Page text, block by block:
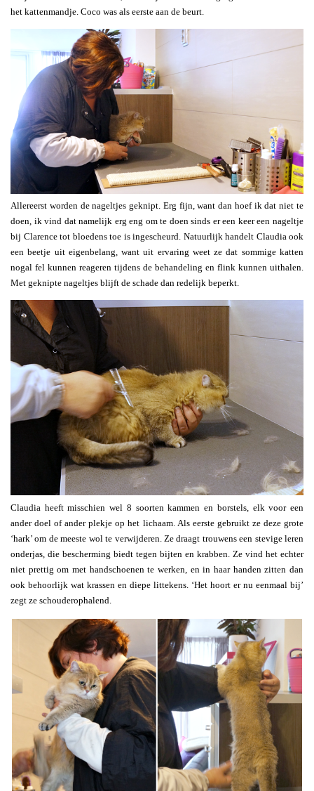
het kattenmandje. Coco was als eerste aan de beurt.
Allereerst worden de nageltjes geknipt. Erg fijn, want dan hoef ik dat niet te
doen, ik vind dat namelijk erg eng om te doen sinds er een keer een nageltje
bij Clarence tot bloedens toe is ingescheurd. Natuurlijk handelt Claudia ook
een beetje uit eigenbelang, want uit ervaring weet ze dat sommige katten
nogal fel kunnen reageren tijdens de behandeling en flink kunnen uithalen.
Met geknipte nageltjes blijft de schade dan redelijk beperkt.
Claudia heeft misschien wel 8 soorten kammen en borstels, elk voor een
ander doel of ander plekje op het lichaam. Als eerste gebruikt ze deze grote
‘hark’ om de meeste wol te verwijderen. Ze draagt trouwens een stevige leren
onderjas, die bescherming biedt tegen bijten en krabben. Ze vind het echter
niet prettig om met handschoenen te werken, en in haar handen zitten dan
ook behoorlijk wat krassen en diepe littekens. ‘Het hoort er nu eenmaal bij’
zegt ze schouderophalend.